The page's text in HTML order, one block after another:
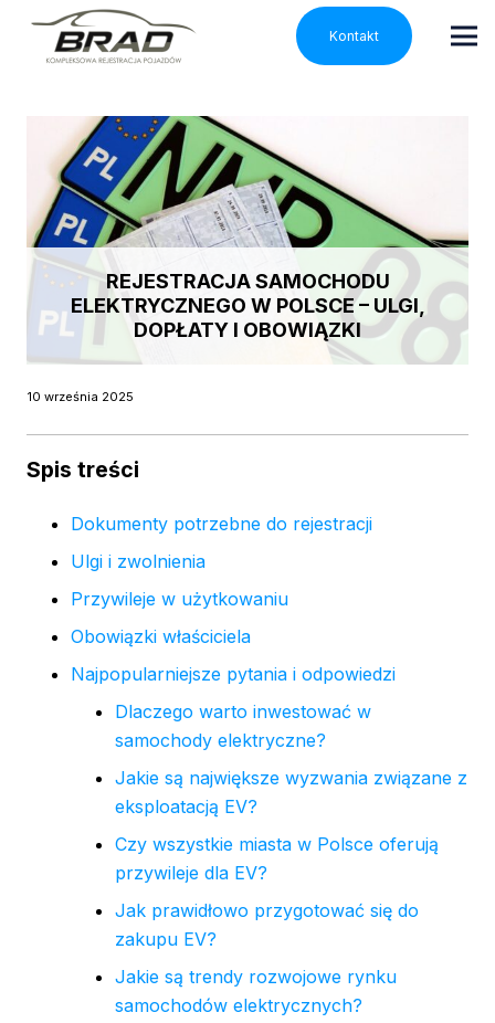
Kontakt
REJESTRACJA SAMOCHODU
ELEKTRYCZNEGO W POLSCE – ULGI,
DOPŁATY I OBOWIĄZKI
10 września 2025
Spis treści
Dokumenty potrzebne do rejestracji
Ulgi i zwolnienia
Przywileje w użytkowaniu
Obowiązki właściciela
Najpopularniejsze pytania i odpowiedzi
Dlaczego warto inwestować w
samochody elektryczne?
Jakie są największe wyzwania związane z
eksploatacją EV?
Czy wszystkie miasta w Polsce oferują
przywileje dla EV?
Jak prawidłowo przygotować się do
zakupu EV?
Jakie są trendy rozwojowe rynku
samochodów elektrycznych?